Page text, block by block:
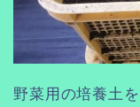
野菜用の培養土を